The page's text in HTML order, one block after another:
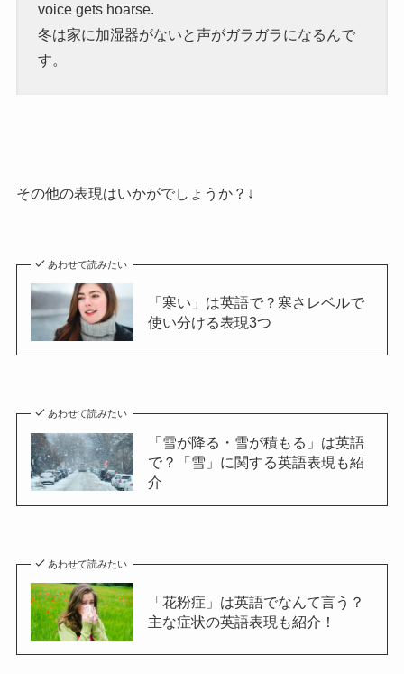
voice gets hoarse.
冬は家に加湿器がないと声がガラガラになるんで
す。
その他の表現はいかがでしょうか？↓
あわせて読みたい
「寒い」は英語で？寒さレベルで
使い分ける表現3つ
あわせて読みたい
「雪が降る・雪が積もる」は英語
で？「雪」に関する英語表現も紹
介
あわせて読みたい
「花粉症」は英語でなんて言う？
主な症状の英語表現も紹介！